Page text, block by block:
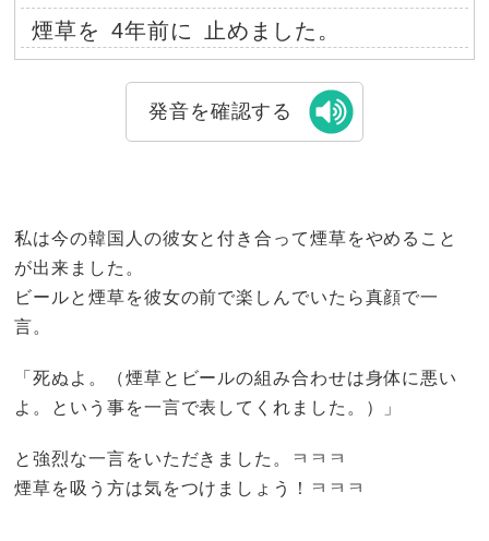
煙草を 4年前に 止めました。
発音を確認する
私は今の韓国人の彼女と付き合って煙草をやめること
が出来ました。
ビールと煙草を彼女の前で楽しんでいたら真顔で一
言。
「死ぬよ。（煙草とビールの組み合わせは身体に悪い
よ。という事を一言で表してくれました。）」
と強烈な一言をいただきました。ㅋㅋㅋ
煙草を吸う方は気をつけましょう！ㅋㅋㅋ